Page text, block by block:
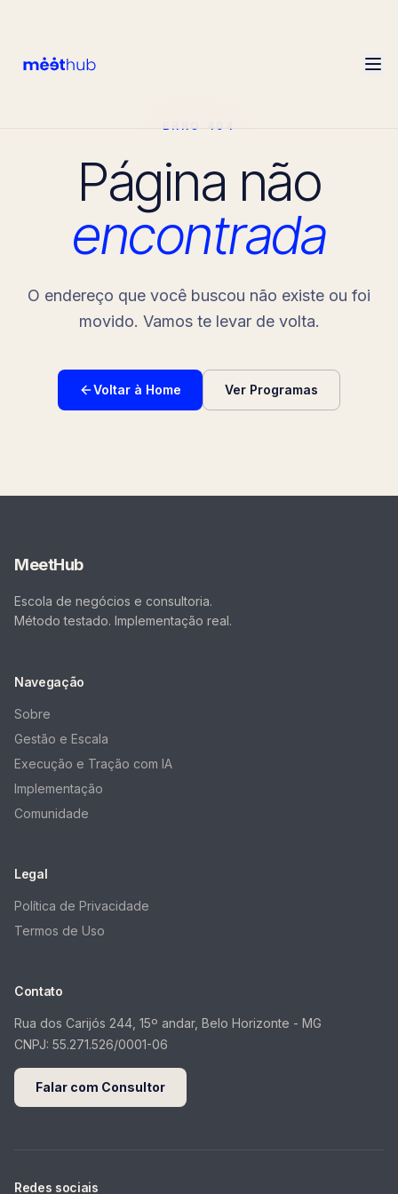
ERRO 404
Página não
encontrada
O endereço que você buscou não existe ou foi
movido. Vamos te levar de volta.
Voltar à Home Ver Programas
MeetHub
Escola de negócios e consultoria.
Método testado. Implementação real.
Navegação
Sobre
Gestão e Escala
Execução e Tração com IA
Implementação
Comunidade
Legal
Política de Privacidade
Termos de Uso
Contato
Rua dos Carijós 244, 15º andar, Belo Horizonte - MG
CNPJ: 55.271.526/0001-06
Falar com Consultor
Redes sociais